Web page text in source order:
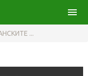
menu
...